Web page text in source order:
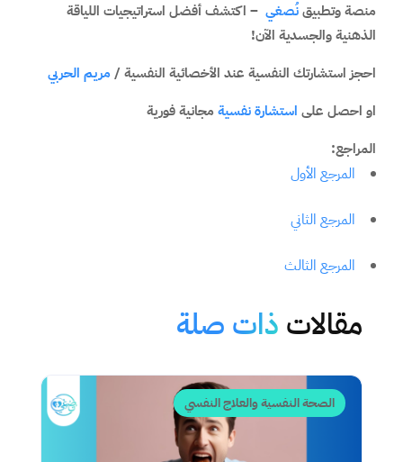
منصة وتطبيقنُصغي – اكتشف أفضل استراتيجيات اللياقة
الذهنية والجسدية الآن!
احجز استشارتك النفسية عند الأخصائية النفسية /مريم الحربي
او احصل على استشارة نفسيةمجانية فورية
المراجع:
المرجع الأول
المرجع الثاني
المرجع الثالث
مقالات ذات صلة
الصحة النفسية والعلاج النفسي